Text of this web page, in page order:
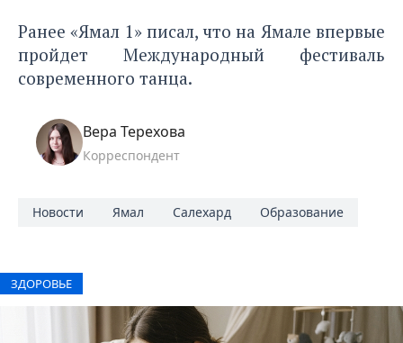
Ранее «Ямал 1» писал, что на Ямале впервые
пройдет Международный фестиваль
современного танца.
Вера Терехова
Корреспондент
Новости Ямал Салехард Образование
ЗДОРОВЬЕ